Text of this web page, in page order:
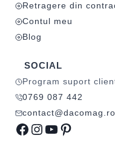
Retragere din
Contul meu
Blog
SOCIAL
Program suport
0769 087 442
contact@dacomag.ro
Facebook
Instagram
YouTube
Pinterest